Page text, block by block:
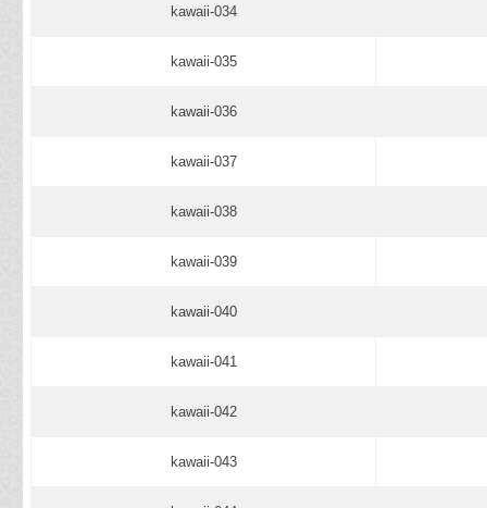
kawaii-034
kawaii-035
kawaii-036
kawaii-037
kawaii-038
kawaii-039
kawaii-040
kawaii-041
kawaii-042
kawaii-043